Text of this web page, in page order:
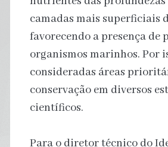
camadas mais superficiais
favorecendo a presença de
organismos marinhos. Por
consideradas áreas
conservação em diversos
científicos.
Para o diretor técnico do